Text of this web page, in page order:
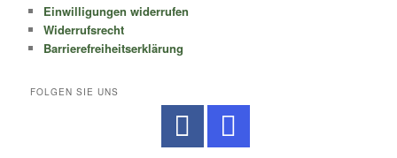
Einwilligungen widerrufen
Widerrufsrecht
Barrierefreiheitserklärung
FOLGEN SIE UNS